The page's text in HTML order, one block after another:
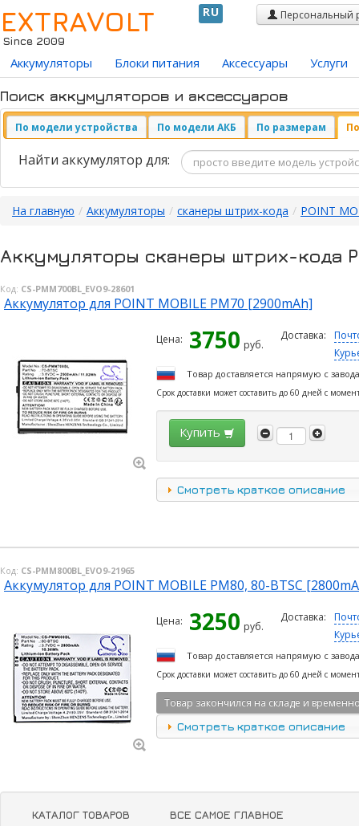
EXTRAVOLT
Since 2009
RU Персональный
Аккумуляторы Блоки питания Аксессуары Услуги
Поиск аккумуляторов и аксессуаров
По модели устройства По модели АКБ По размерам
Найти аккумулятор для:
На главную / Аккумуляторы / сканеры штрих-кода / POINT
Аккумуляторы сканеры штрих-кода
Код: CS-PMM700BL_EVO9-28601
Аккумулятор для POINT MOBILE PM70 [2900mAh]
Цена: 3750 руб.
Доставка:
Товар доставляется напрямую с
Срок доставки может составить до 60 дней с
Купить
Смотреть краткое описание
Код: CS-PMM800BL_EVO9-21965
Аккумулятор для POINT MOBILE PM80, 80-BTSC
Цена: 3250 руб.
Доставка:
Товар доставляется напрямую с
Срок доставки может составить до 60 дней с
Товар закончился на складе и
Смотреть краткое описание
КАТАЛОГ ТОВАРОВ ВСЕ САМОЕ ГЛАВНОЕ